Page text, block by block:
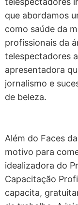
que abordamos
como saúde da
profissionais da
telespectadores
apresentadora
jornalismo e
de beleza.
Além do Faces
motivo para
idealizadora do
Capacitação
capacita,